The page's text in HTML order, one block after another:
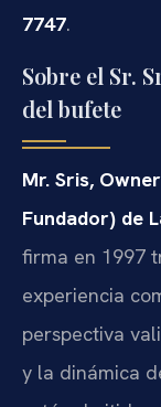
7747.
Sobre el Sr.
del bufete
Mr. Sris,
Fundador) de
firma en 1997
experiencia
perspectiva
y la dinámica